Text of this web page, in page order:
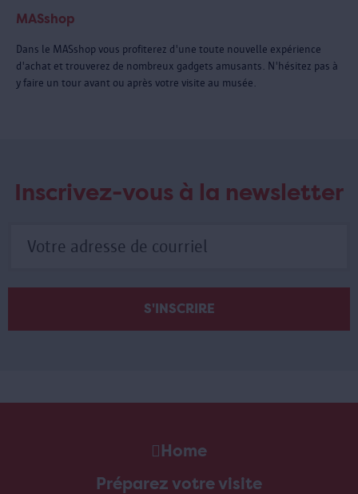
MASshop
Dans le MASshop vous profiterez d'une toute nouvelle expérience
d'achat et trouverez de nombreux gadgets amusants. N'hésitez pas à
y faire un tour avant ou après votre visite au musée.
Inscrivez-vous à la newsletter
Home
Préparez votre visite